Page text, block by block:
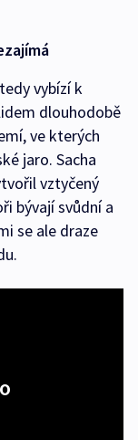
vybízí k
dlouhodobě
ve kterých
jaro. Sacha
vztyčený
bývají svůdní a
se ale draze